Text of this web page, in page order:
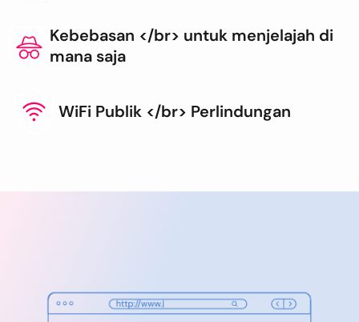
Kebebasan </br> untuk menjelajah di
mana saja
WiFi Publik </br> Perlindungan